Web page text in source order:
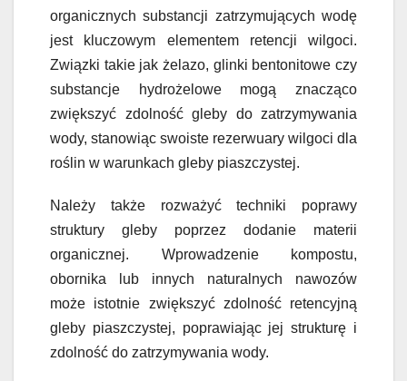
organicznych substancji zatrzymujących wodę
jest kluczowym elementem retencji wilgoci.
Związki takie jak żelazo, glinki bentonitowe czy
substancje hydrożelowe mogą znacząco
zwiększyć zdolność gleby do zatrzymywania
wody, stanowiąc swoiste rezerwuary wilgoci dla
roślin w warunkach gleby piaszczystej.
Należy także rozważyć techniki poprawy
struktury gleby poprzez dodanie materii
organicznej. Wprowadzenie kompostu,
obornika lub innych naturalnych nawozów
może istotnie zwiększyć zdolność retencyjną
gleby piaszczystej, poprawiając jej strukturę i
zdolność do zatrzymywania wody.